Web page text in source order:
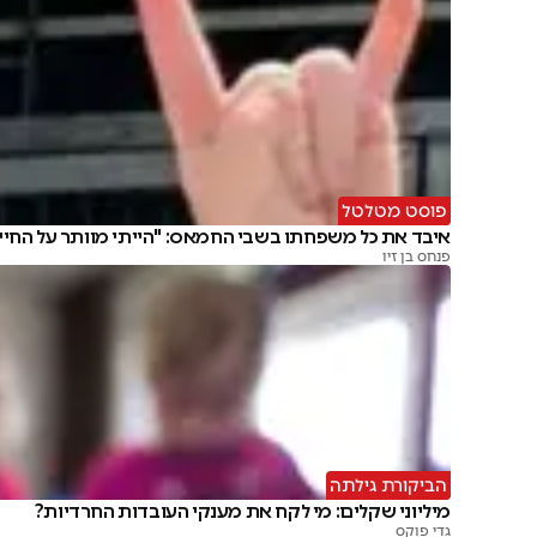
פוסט מטלטל
איבד את כל משפחתו בשבי החמאס: "הייתי מוותר על
פנחס בן זיו
הביקורת גילתה
מיליוני שקלים: מי לקח את מענקי העובדות החרדיות?
גדי פוקס